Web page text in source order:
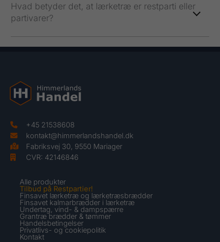
Hvad betyder det, at lærketræ er restparti eller
partivarer?
+45 21538608
kontakt@himmerlandshandel.dk
Fabriksvej 30, 9550 Mariager
CVR: 42146846
Alle produkter
Tilbud på Restpartier!
Finsavet lærketræ og lærketræsbrædder
Finsavet kalmarbrædder i lærketræ
Undertag, vind- & dampspærre
Grantræ brædder & tømmer
Handelsbetingelser
Privatlivs- og cookiepolitik
Kontakt